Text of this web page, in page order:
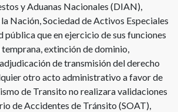
y Aduanas Nacionales (DIAN),
Nación, Sociedad de Activos Especiales
pública que en ejercicio de sus funciones
extinción de dominio,
de transmisión del derecho
otro acto administrativo a favor de
de Transito no realizara validaciones
de Accidentes de Tránsito (SOAT),